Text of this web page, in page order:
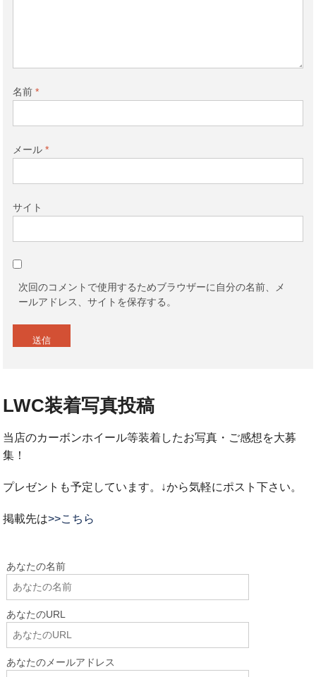
名前 *
メール *
サイト
次回のコメントで使用するためブラウザーに自分の名前、メ
ールアドレス、サイトを保存する。
LWC装着写真投稿
当店のカーボンホイール等装着したお写真・ご感想を大募
集！
プレゼントも予定しています。↓から気軽にポスト下さい。
掲載先は>>こちら
あなたの名前
あなたのURL
あなたのメールアドレス